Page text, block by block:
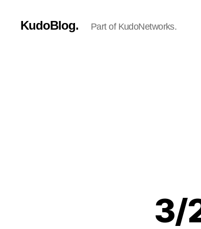
KudoBlog. Part of KudoNetworks.
3/